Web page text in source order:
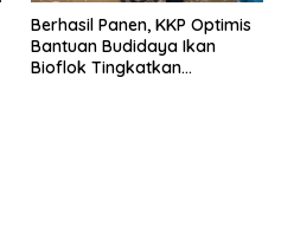
Berhasil Panen, KKP Optimis
Bantuan Budidaya Ikan
Bioflok Tingkatkan